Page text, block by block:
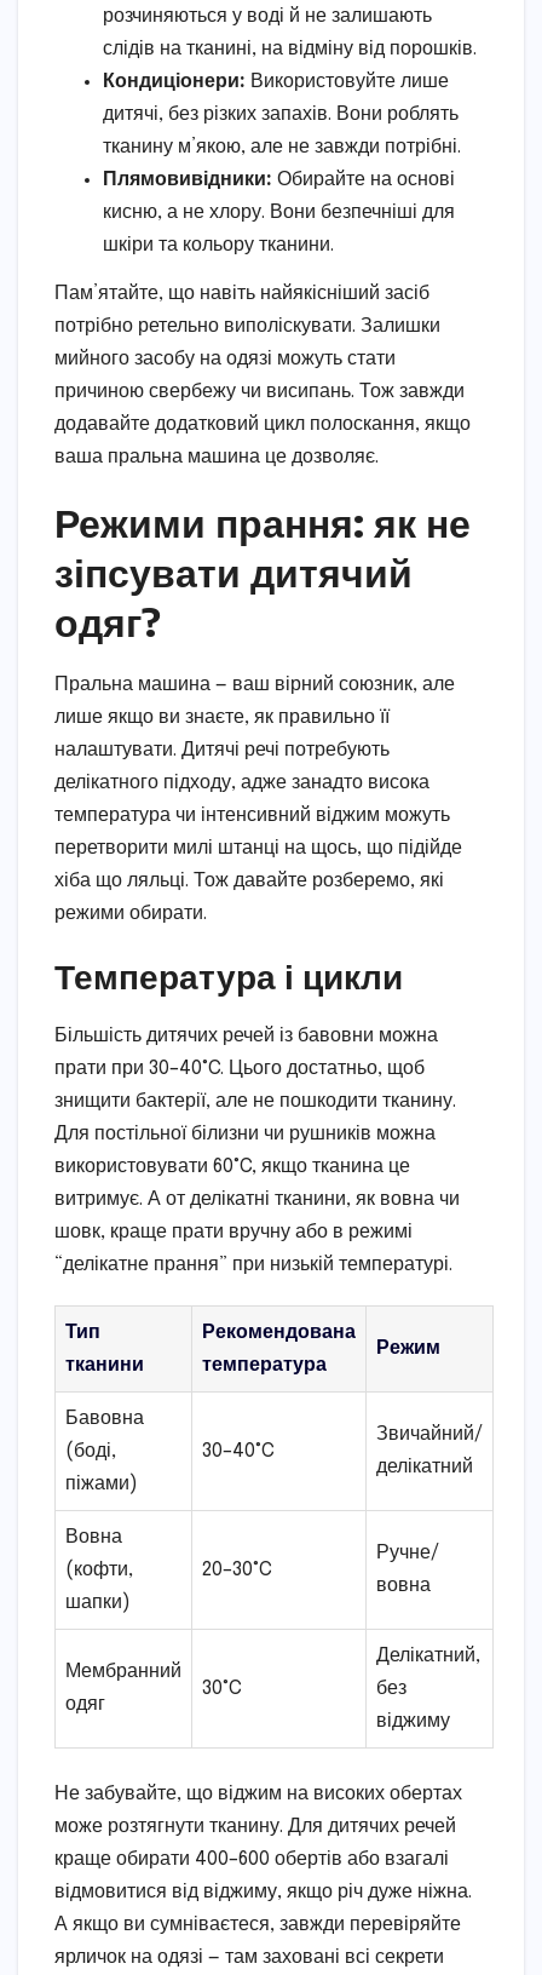
розчиняються у воді й не залишають
слідів на тканині, на відміну від порошків.
Кондиціонери: Використовуйте лише
дитячі, без різких запахів. Вони роблять
тканину м’якою, але не завжди потрібні.
Плямовивідники: Обирайте на основі
кисню, а не хлору. Вони безпечніші для
шкіри та кольору тканини.
Пам’ятайте, що навіть найякісніший засіб
потрібно ретельно виполіскувати. Залишки
мийного засобу на одязі можуть стати
причиною свербежу чи висипань. Тож завжди
додавайте додатковий цикл полоскання, якщо
ваша пральна машина це дозволяє.
Режими прання: як не
зіпсувати дитячий
одяг?
Пральна машина — ваш вірний союзник, але
лише якщо ви знаєте, як правильно її
налаштувати. Дитячі речі потребують
делікатного підходу, адже занадто висока
температура чи інтенсивний віджим можуть
перетворити милі штанці на щось, що підійде
хіба що ляльці. Тож давайте розберемо, які
режими обирати.
Температура і цикли
Більшість дитячих речей із бавовни можна
прати при 30–40°C. Цього достатньо, щоб
знищити бактерії, але не пошкодити тканину.
Для постільної білизни чи рушників можна
використовувати 60°C, якщо тканина це
витримує. А от делікатні тканини, як вовна чи
шовк, краще прати вручну або в режимі
“делікатне прання” при низькій температурі.
Тип
тканини
Рекомендована
температура
Режим
Бавовна
(боді,
піжами)
30–40°C
Звичайний/
делікатний
Вовна
(кофти,
шапки)
20–30°C
Ручне/
вовна
Мембранний
одяг
30°C
Делікатний,
без
віджиму
Не забувайте, що віджим на високих обертах
може розтягнути тканину. Для дитячих речей
краще обирати 400–600 обертів або взагалі
відмовитися від віджиму, якщо річ дуже ніжна.
А якщо ви сумніваєтеся, завжди перевіряйте
ярличок на одязі — там заховані всі секрети